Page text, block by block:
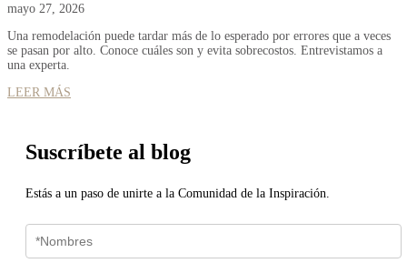
mayo 27, 2026
Una remodelación puede tardar más de lo esperado por errores que a veces
se pasan por alto. Conoce cuáles son y evita sobrecostos. Entrevistamos a
una experta.
LEER MÁS
Suscríbete al blog
Estás a un paso de unirte a la Comunidad de la Inspiración.